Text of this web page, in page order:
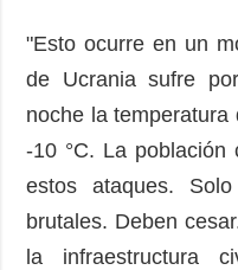
"Esto ocurre en un
de Ucrania sufre
noche la
-10 °C. La
estos ataques.
brutales. Deben
la infraestructura